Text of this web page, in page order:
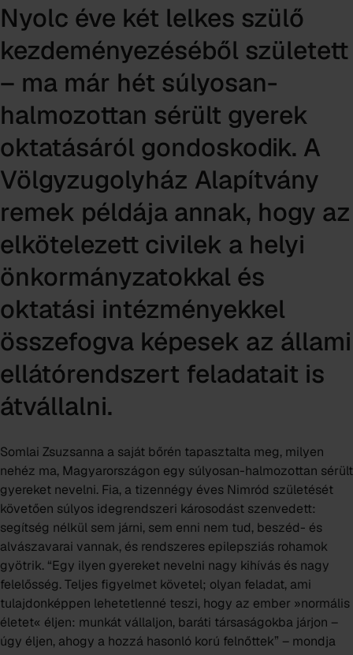
Nyolc éve két lelkes szülő
kezdeményezéséből született
– ma már hét súlyosan-
halmozottan sérült gyerek
oktatásáról gondoskodik. A
Völgyzugolyház Alapítvány
remek példája annak, hogy az
elkötelezett civilek a helyi
önkormányzatokkal és
oktatási intézményekkel
összefogva képesek az állami
ellátórendszert feladatait is
átvállalni.
Somlai Zsuzsanna a saját bőrén tapasztalta meg, milyen
nehéz ma, Magyarországon egy súlyosan-halmozottan sérült
gyereket nevelni. Fia, a tizennégy éves Nimród születését
követően súlyos idegrendszeri károsodást szenvedett:
segítség nélkül sem járni, sem enni nem tud, beszéd- és
alvászavarai vannak, és rendszeres epilepsziás rohamok
gyötrik. “Egy ilyen gyereket nevelni nagy kihívás és nagy
felelősség. Teljes figyelmet követel; olyan feladat, ami
tulajdonképpen lehetetlenné teszi, hogy az ember »normális
életet« éljen: munkát vállaljon, baráti társaságokba járjon –
úgy éljen, ahogy a hozzá hasonló korú felnőttek” – mondja